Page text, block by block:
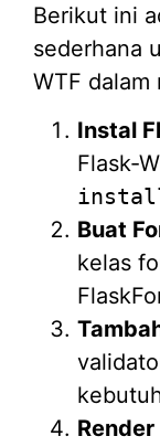
Berikut ini
sederhana
WTF dalam
Instal
Flask-
Buat
kelas